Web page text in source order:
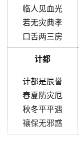
临人见血光
若无灾典孝
口舌两三房
计都
计都是辰誉
春夏防灾厄
秋冬平平遇
禳保无邪惑